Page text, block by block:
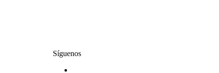
Síguenos